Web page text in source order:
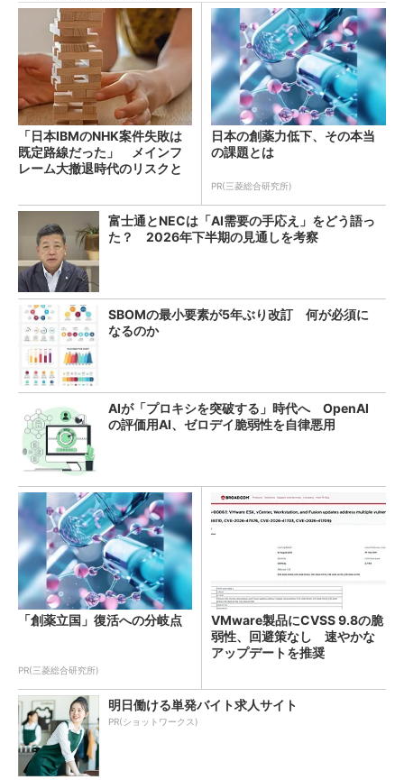
「日本IBMのNHK案件失敗は
既定路線だった」 メインフ
レーム大撤退時代のリスクと
日本の創薬力低下、その本当
の課題とは
PR(三菱総合研究所)
富士通とNECは「AI需要の手応え」をどう語っ
た？ 2026年下半期の見通しを考察
SBOMの最小要素が5年ぶり改訂 何が必須に
なるのか
AIが「プロキシを突破する」時代へ OpenAI
の評価用AI、ゼロデイ脆弱性を自律悪用
「創薬立国」復活への分岐点
PR(三菱総合研究所)
VMware製品にCVSS 9.8の脆
弱性、回避策なし 速やかな
アップデートを推奨
明日働ける単発バイト求人サイト
PR(ショットワークス)